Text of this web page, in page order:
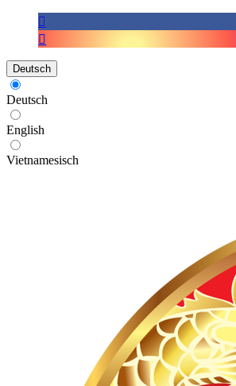
Deutsch
Deutsch
English
Vietnamesisch